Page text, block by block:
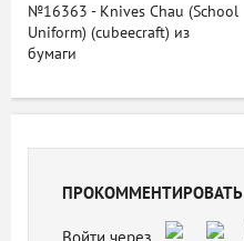
№16363 - Knives Chau (School
Uniform) (cubeecraft) из
бумаги
ПРОКОММЕНТИРОВАТЬ